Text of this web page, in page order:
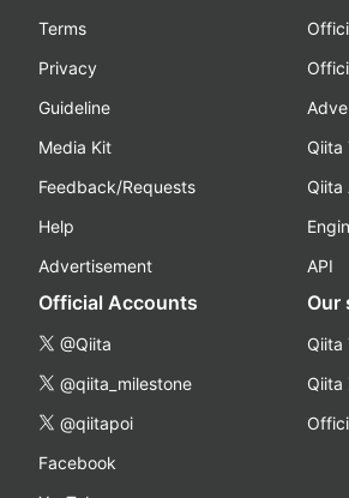
Terms
Privacy
Guideline
Media Kit
Feedback/Requests
Help
Advertisement
Qiita
Qiita
API
Official Accounts
@Qiita
@qiita_milestone
@qiitapoi
Facebook
Our
Qiita
Qiita